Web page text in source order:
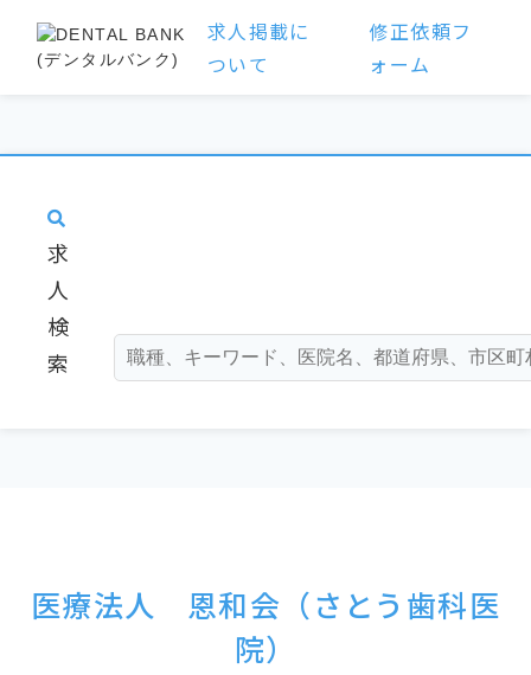
求人掲載に
ついて
修正依頼フ
ォーム
求
人
検
索
医療法人 恩和会（さとう歯科医
院）